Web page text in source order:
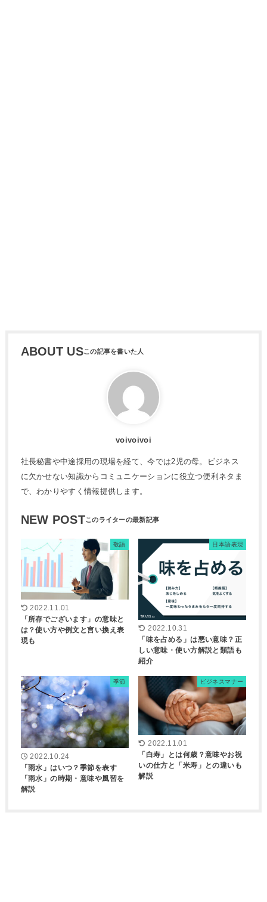
ABOUT US
voivoivoi
社長秘書や中途採用の現場を経て、今では2児の母。ビジネス
に欠かせない知識からコミュニケーションに役立つ便利ネタま
で、わかりやすく情報提供します。
NEW POST
敬語
2022.11.01
「所存でございます」の意味と
は？使い方や例文と言い換え表
現も
日本語表現
2022.10.31
「味を占める」は悪い意味？正
しい意味・使い方解説と類語も
紹介
季節
2022.10.24
「雨水」はいつ？季節を表す
「雨水」の時期・意味や風習を
解説
ビジネスマナー
2022.11.01
「白寿」とは何歳？意味やお祝
いの仕方と「米寿」との違いも
解説